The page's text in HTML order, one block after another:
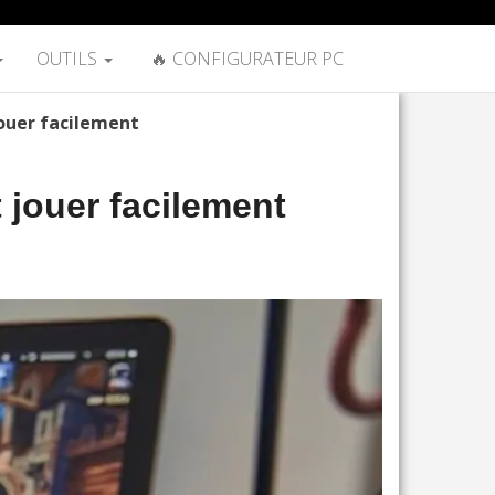
OUTILS 🔥 CONFIGURATEUR PC
facilement
jouer facilement